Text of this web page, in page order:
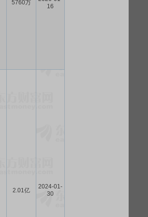
5760万
16
2.01亿
2024-01-
30